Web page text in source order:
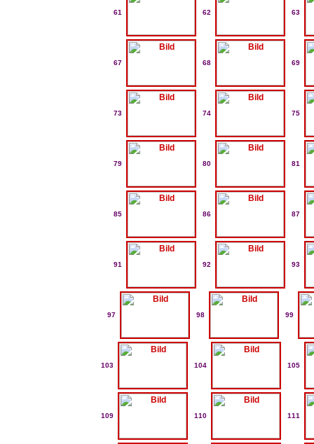
61 62 63
67 68 69
73 74 75
79 80 81
85 86 87
91 92 93
97 98 99
103 104 105
109 110 111